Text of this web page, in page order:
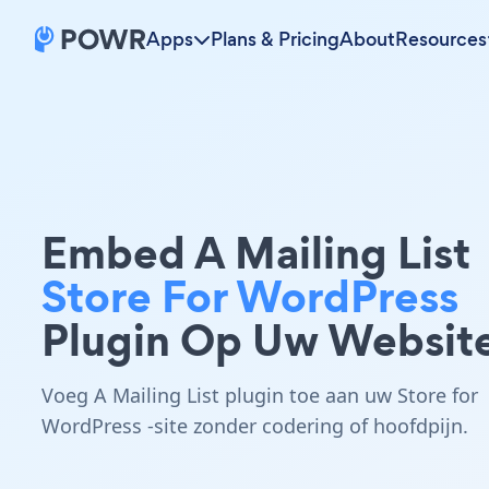
Apps Plans & PricingAboutResources
Embed A Mailing List
Store For WordPress
Plugin Op Uw
Voeg A Mailing List plugin toe aan uw Store for
WordPress -site zonder codering of hoofdpijn.